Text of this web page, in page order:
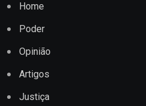
Home
Poder
Opinião
Artigos
Justiça